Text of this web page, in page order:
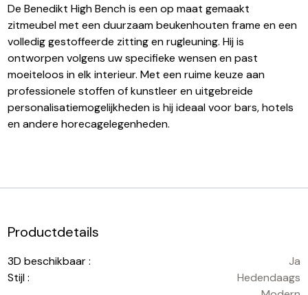
De Benedikt High Bench is een op maat gemaakt
zitmeubel met een duurzaam beukenhouten frame en een
volledig gestoffeerde zitting en rugleuning. Hij is
ontworpen volgens uw specifieke wensen en past
moeiteloos in elk interieur. Met een ruime keuze aan
professionele stoffen of kunstleer en uitgebreide
personalisatiemogelijkheden is hij ideaal voor bars, hotels
en andere horecagelegenheden.
Productdetails
3D beschikbaar :
Ja
Stijl :
Hedendaags